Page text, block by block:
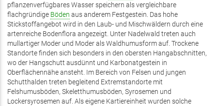
pflanzenverfügbares Wasser speichern als vergleichbare
flachgründige Böden aus anderem Festgestein. Das hohe
Stickstoffangebot wird in den Laub- und Mischwäldern durch eine
artenreiche Bodenflora angezeigt. Unter Nadelwald treten auch
mullartiger Moder und Moder als Waldhumusform auf. Trockene
Standorte finden sich besonders in den obersten Hangabschnitten,
wo der Hangschutt ausdünnt und Karbonatgestein in
Oberflächennähe ansteht. Im Bereich von Felsen und jungen
Schutthalden treten begleitend Extremstandorte mit
Felshumusböden, Skeletthumusböden, Syrosemen und
Lockersyrosemen auf. Als eigene Kartiereinheit wurden solche